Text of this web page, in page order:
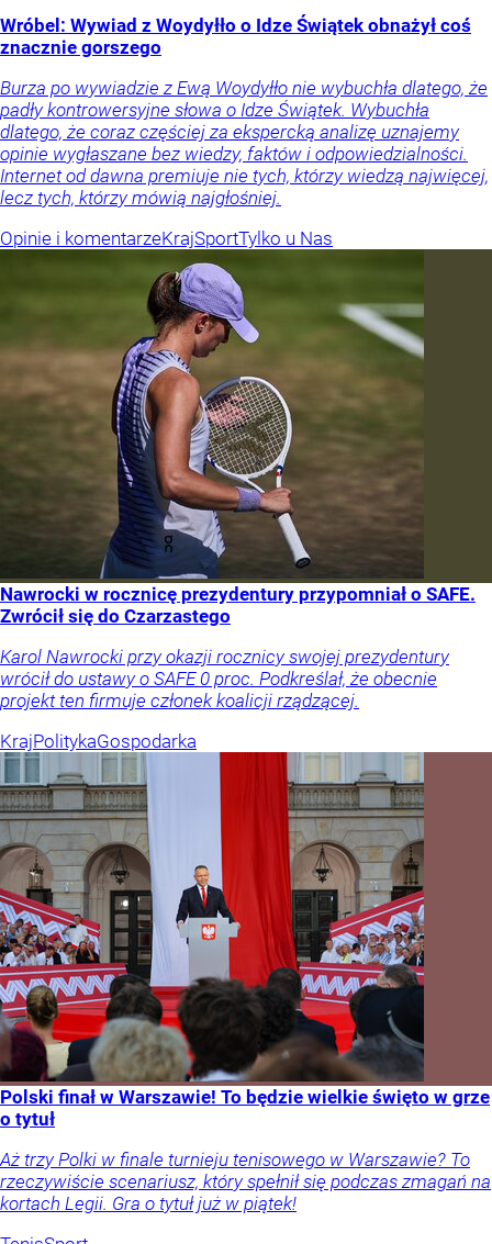
Wróbel: Wywiad z Woydyłło o Idze Świątek obnażył coś
znacznie gorszego
Burza po wywiadzie z Ewą Woydyłło nie wybuchła dlatego, że
padły kontrowersyjne słowa o Idze Świątek. Wybuchła
dlatego, że coraz częściej za ekspercką analizę uznajemy
opinie wygłaszane bez wiedzy, faktów i odpowiedzialności.
Internet od dawna premiuje nie tych, którzy wiedzą najwięcej,
lecz tych, którzy mówią najgłośniej.
Opinie i komentarzeKrajSportTylko u Nas
Nawrocki w rocznicę prezydentury przypomniał o SAFE.
Zwrócił się do Czarzastego
Karol Nawrocki przy okazji rocznicy swojej prezydentury
wrócił do ustawy o SAFE 0 proc. Podkreślał, że obecnie
projekt ten firmuje członek koalicji rządzącej.
KrajPolitykaGospodarka
Polski finał w Warszawie! To będzie wielkie święto w grze
o tytuł
Aż trzy Polki w finale turnieju tenisowego w Warszawie? To
rzeczywiście scenariusz, który spełnił się podczas zmagań na
kortach Legii. Gra o tytuł już w piątek!